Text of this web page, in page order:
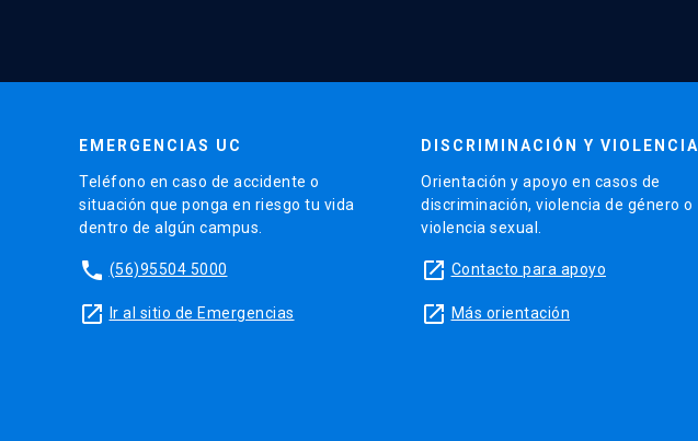
EMERGENCIAS UC
Teléfono en caso de accidente o
situación que ponga en riesgo tu vida
dentro de algún campus.
phone (56)95504 5000
launch Ir al sitio de Emergencias
DISCRIMINACIÓN Y VIOLENCIA
Orientación y apoyo en casos de
discriminación, violencia de género o
violencia sexual.
launch Contacto para apoyo
launch Más orientación